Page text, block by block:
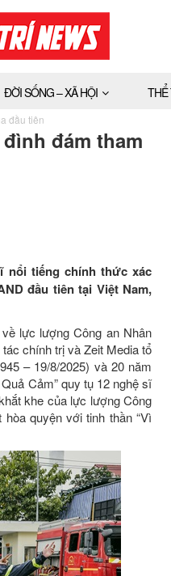
ĐỜI SỐNG – XÃ HỘI THỂ
đầu tiên
đình đám tham
nổi tiếng chính thức xác
đầu tiên tại Việt Nam,
lực lượng Công an Nhân
chính trị và Zeit Media tổ
– 19/8/2025) và 20 năm
Cảm” quy tụ 12 nghệ sĩ
khe của lực lượng Công
quyện với tinh thần “Vì